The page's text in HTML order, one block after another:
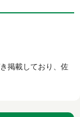
掲載しており、佐